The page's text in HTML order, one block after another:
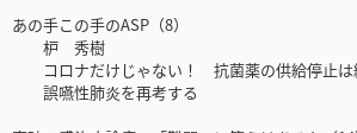
あの手この手のASP（8）
枦 秀樹
コロナだけじゃない！ 抗菌薬の供給停止は
誤嚥性肺炎を再考する